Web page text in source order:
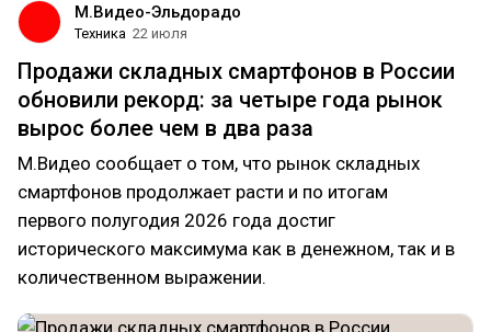
М.Видео-Эльдорадо
Техника 22 июля
Продажи складных смартфонов в России
обновили рекорд: за четыре года рынок
вырос более чем в два раза
М.Видео сообщает о том, что рынок складных
смартфонов продолжает расти и по итогам
первого полугодия 2026 года достиг
исторического максимума как в денежном, так и в
количественном выражении.